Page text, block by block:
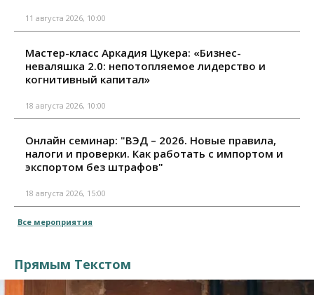
11 августа 2026, 10:00
Мастер-класс Аркадия Цукера: «Бизнес-
неваляшка 2.0: непотопляемое лидерство и
когнитивный капитал»
18 августа 2026, 10:00
Онлайн семинар: "ВЭД – 2026. Новые правила,
налоги и проверки. Как работать с импортом и
экспортом без штрафов"
18 августа 2026, 15:00
Все мероприятия
Прямым Текстом